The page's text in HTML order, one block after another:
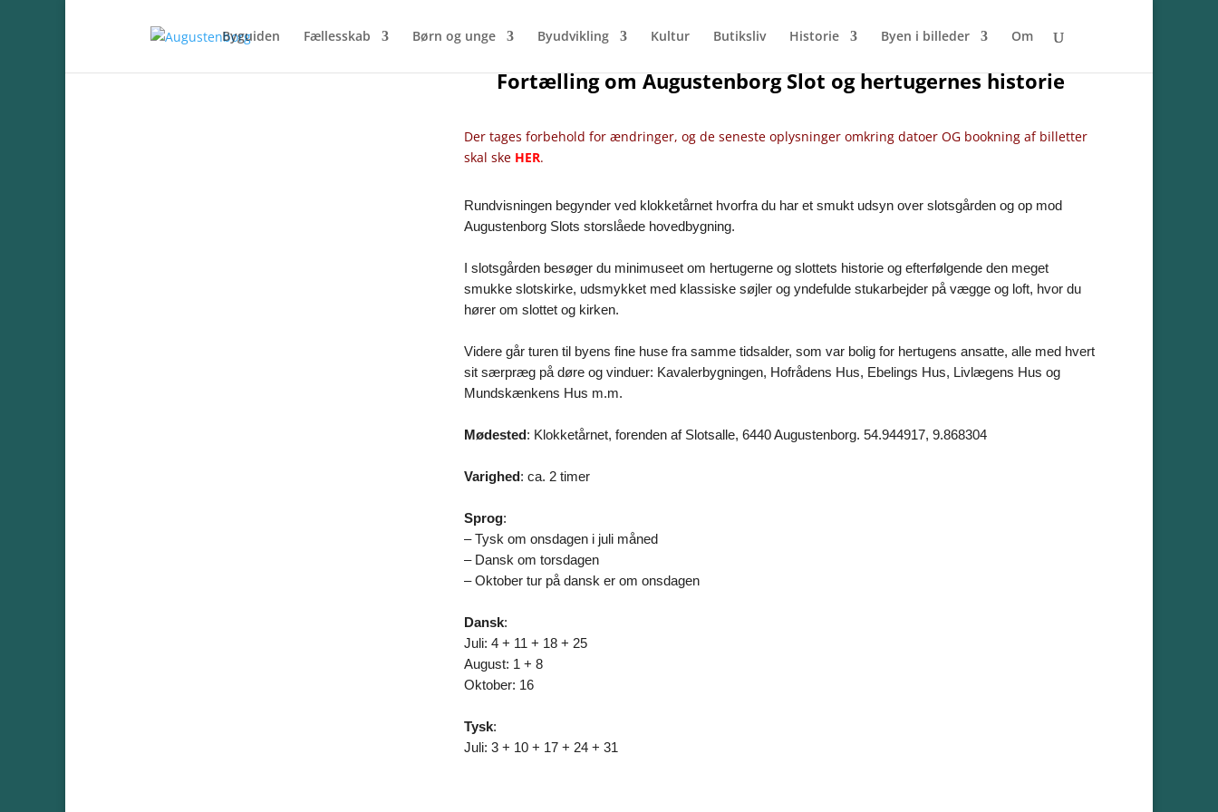
Byguiden Fællesskab Børn og unge Byudvikling Kultur Butiksliv Historie Byen i billeder Om
Fortælling om Augustenborg Slot og hertugernes historie
Der tages forbehold for ændringer, og de seneste oplysninger omkring datoer OG bookning af billetter
skal ske HER.
Rundvisningen begynder ved klokketårnet hvorfra du har et smukt udsyn over slotsgården og op mod
Augustenborg Slots storslåede hovedbygning.
I slotsgården besøger du minimuseet om hertugerne og slottets historie og efterfølgende den meget
smukke slotskirke, udsmykket med klassiske søjler og yndefulde stukarbejder på vægge og loft, hvor du
hører om slottet og kirken.
Videre går turen til byens fine huse fra samme tidsalder, som var bolig for hertugens ansatte, alle med hvert
sit særpræg på døre og vinduer: Kavalerbygningen, Hofrådens Hus, Ebelings Hus, Livlægens Hus og
Mundskænkens Hus m.m.
Mødested: Klokketårnet, forenden af Slotsalle, 6440 Augustenborg. 54.944917, 9.868304
Varighed: ca. 2 timer
Sprog:
– Tysk om onsdagen i juli måned
– Dansk om torsdagen
– Oktober tur på dansk er om onsdagen
Dansk:
Juli: 4 + 11 + 18 + 25
August: 1 + 8
Oktober: 16
Tysk:
Juli: 3 + 10 + 17 + 24 + 31